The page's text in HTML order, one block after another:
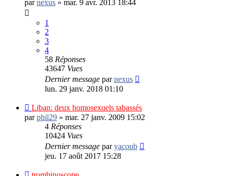
parnexus » mar. 9 avr. 2013 18:44
1
2
3
4
58 Réponses
43647 Vues
Dernier message parnexus
lun. 29 janv. 2018 01:10
Liban: deux homosexuels tabassés
parphil29 » mar. 27 janv. 2009 15:02
4 Réponses
10424 Vues
Dernier message paryacoub
jeu. 17 août 2017 15:28